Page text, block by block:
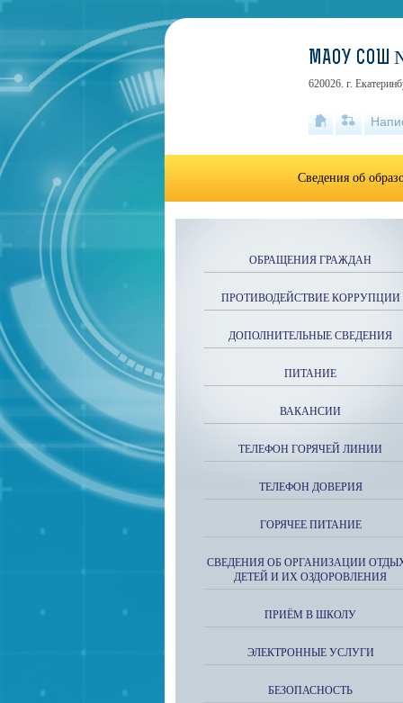
ОБРАЩЕНИЯ ГРАЖДАН
ПРОТИВОДЕЙСТВИЕ КОРРУПЦИИ
ДОПОЛНИТЕЛЬНЫЕ СВЕДЕНИЯ
ПИТАНИЕ
ВАКАНСИИ
ТЕЛЕФОН ГОРЯЧЕЙ ЛИНИИ
ТЕЛЕФОН ДОВЕРИЯ
ГОРЯЧЕЕ ПИТАНИЕ
СВЕДЕНИЯ ОБ ОРГАНИЗАЦИИ
ДЕТЕЙ И ИХ ОЗДОРОВЛЕНИЯ
ПРИЁМ В ШКОЛУ
ЭЛЕКТРОННЫЕ УСЛУГИ
БЕЗОПАСНОСТЬ
МАОУ СОШ
620026. г.
Сведения об